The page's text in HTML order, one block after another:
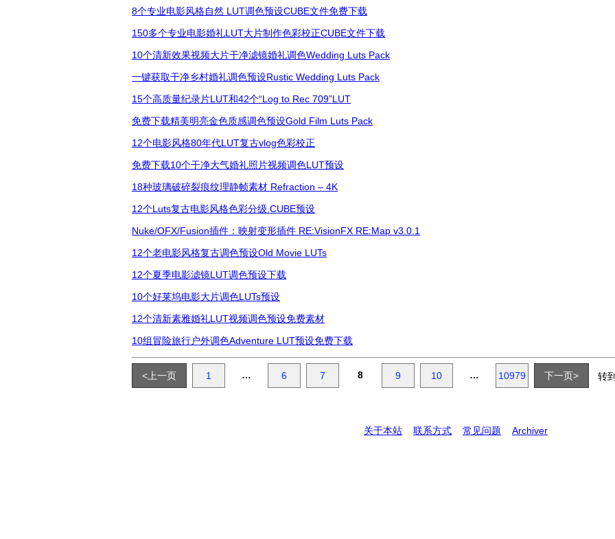
8个专业电影风格自然 LUT调色预设CUBE文件免费下载
150多个专业电影婚礼LUT大片制作色彩校正CUBE文件下载
10个清新效果视频大片干净滤镜婚礼调色Wedding Luts Pack
一键获取干净乡村婚礼调色预设Rustic Wedding Luts Pack
15个高质量纪录片LUT和42个“Log to Rec 709”LUT
免费下载精美明亮金色质感调色预设Gold Film Luts Pack
12个电影风格80年代LUT复古vlog色彩校正
免费下载10个干净大气婚礼照片视频调色LUT预设
18种玻璃破碎裂痕纹理静帧素材 Refraction – 4K
12个Luts复古电影风格色彩分级.CUBE预设
Nuke/OFX/Fusion插件：映射变形插件 RE:VisionFX RE:Map v3.0.1
12个老电影风格复古调色预设Old Movie LUTs
12个夏季电影滤镜LUT调色预设下载
10个好莱坞电影大片调色LUTs预设
12个清新素雅婚礼LUT视频调色预设免费素材
10组冒险旅行户外调色Adventure LUT预设免费下载
<上一页 1 … 6 7 8 9 10 … 10979 下一页> 转
关于本站 联系方式 常见问题 Archiver